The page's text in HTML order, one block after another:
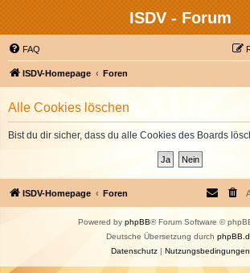
ISDV - Forum
FAQ
ISDV-Homepage Foren
Alle Cookies löschen
Bist du dir sicher, dass du alle Cookies des Boards
ISDV-Homepage Foren
Powered by phpBB® Forum Software ©
Deutsche Übersetzung durch
Datenschutz| Nutzungsbedingungen